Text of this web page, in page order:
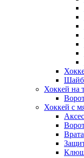
Хоккей на
Хоккей с